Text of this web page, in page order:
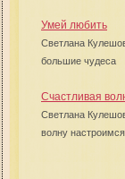
Умей любить
Светлана
большие чудеса
Счастливая
Светлана
волну